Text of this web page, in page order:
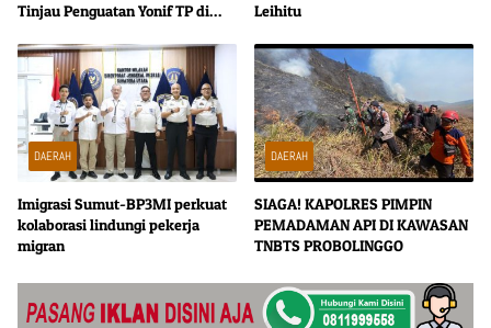
Tinjau Penguatan Yonif TP di
Leihitu
DAERAH
Imigrasi Sumut-BP3MI perkuat
kolaborasi lindungi pekerja
migran
DAERAH
SIAGA! KAPOLRES PIMPIN
PEMADAMAN API DI KAWASAN
TNBTS PROBOLINGGO